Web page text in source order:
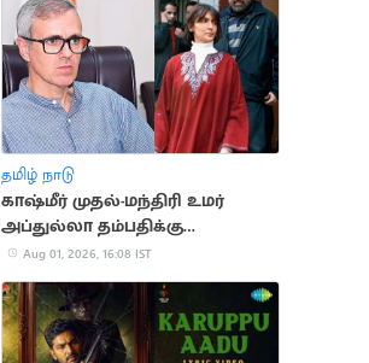
தமிழ் நாடு
காஷ்மீர் முதல்-மந்திரி உமர்
அப்துல்லா தம்பதிக்கு
விவாகரத்து: கோர்ட் ஒப்புதல்
Aug 01, 2026, 16:08 IST